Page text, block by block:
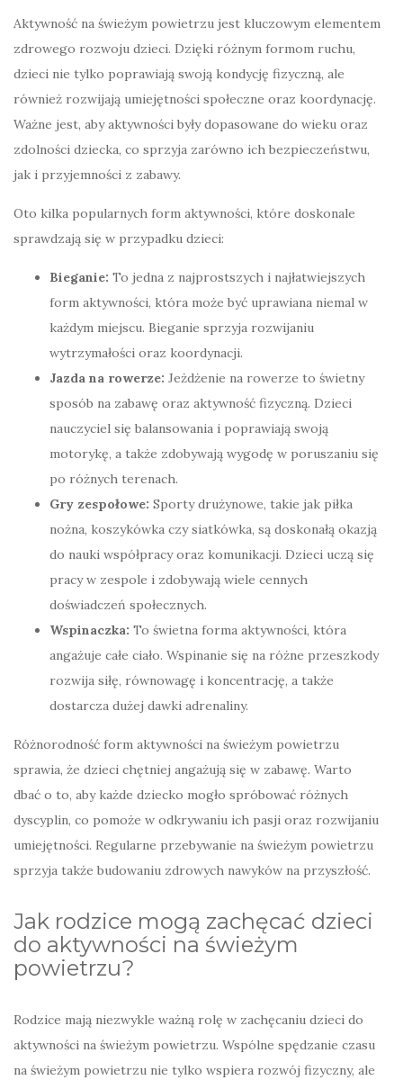
Aktywność na świeżym powietrzu jest kluczowym elementem
zdrowego rozwoju dzieci. Dzięki różnym formom ruchu,
dzieci nie tylko poprawiają swoją kondycję fizyczną, ale
również rozwijają umiejętności społeczne oraz koordynację.
Ważne jest, aby aktywności były dopasowane do wieku oraz
zdolności dziecka, co sprzyja zarówno ich bezpieczeństwu,
jak i przyjemności z zabawy.
Oto kilka popularnych form aktywności, które doskonale
sprawdzają się w przypadku dzieci:
Bieganie: To jedna z najprostszych i najłatwiejszych
form aktywności, która może być uprawiana niemal w
każdym miejscu. Bieganie sprzyja rozwijaniu
wytrzymałości oraz koordynacji.
Jazda na rowerze: Jeżdżenie na rowerze to świetny
sposób na zabawę oraz aktywność fizyczną. Dzieci
nauczyciel się balansowania i poprawiają swoją
motorykę, a także zdobywają wygodę w poruszaniu się
po różnych terenach.
Gry zespołowe: Sporty drużynowe, takie jak piłka
nożna, koszykówka czy siatkówka, są doskonałą okazją
do nauki współpracy oraz komunikacji. Dzieci uczą się
pracy w zespole i zdobywają wiele cennych
doświadczeń społecznych.
Wspinaczka: To świetna forma aktywności, która
angażuje całe ciało. Wspinanie się na różne przeszkody
rozwija siłę, równowagę i koncentrację, a także
dostarcza dużej dawki adrenaliny.
Różnorodność form aktywności na świeżym powietrzu
sprawia, że dzieci chętniej angażują się w zabawę. Warto
dbać o to, aby każde dziecko mogło spróbować różnych
dyscyplin, co pomoże w odkrywaniu ich pasji oraz rozwijaniu
umiejętności. Regularne przebywanie na świeżym powietrzu
sprzyja także budowaniu zdrowych nawyków na przyszłość.
Jak rodzice mogą zachęcać dzieci
do aktywności na świeżym
powietrzu?
Rodzice mają niezwykle ważną rolę w zachęcaniu dzieci do
aktywności na świeżym powietrzu. Wspólne spędzanie czasu
na świeżym powietrzu nie tylko wspiera rozwój fizyczny, ale